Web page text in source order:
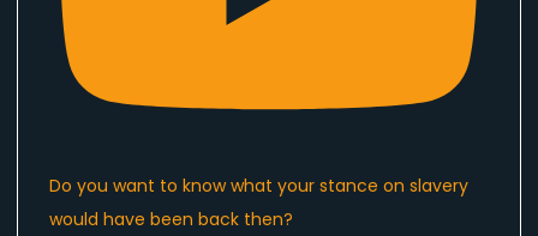
Do you want to know what your stance on slavery
would have been back then?